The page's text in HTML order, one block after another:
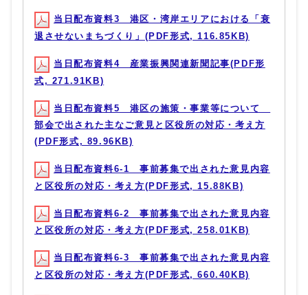
当日配布資料3 港区・湾岸エリアにおける「衰
退させないまちづくり」(PDF形式, 116.85KB)
当日配布資料4 産業振興関連新聞記事(PDF形
式, 271.91KB)
当日配布資料5 港区の施策・事業等について
部会で出された主なご意見と区役所の対応・考え方
(PDF形式, 89.96KB)
当日配布資料6-1 事前募集で出された意見内容
と区役所の対応・考え方(PDF形式, 15.88KB)
当日配布資料6-2 事前募集で出された意見内容
と区役所の対応・考え方(PDF形式, 258.01KB)
当日配布資料6-3 事前募集で出された意見内容
と区役所の対応・考え方(PDF形式, 660.40KB)